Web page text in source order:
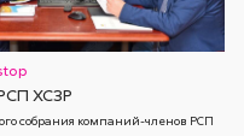
ХСЗР
собрания компаний-членов РСП